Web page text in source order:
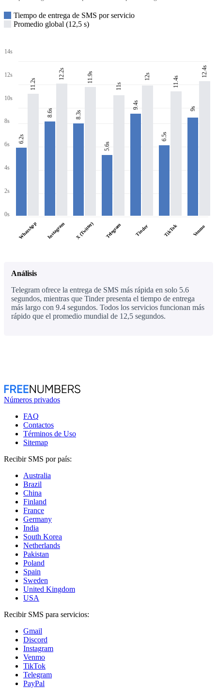
Tiempo de entrega de SMS por servicio
Promedio global (12,5 s)
14s
12s
10s
8s
6s
4s
2s
0s
6.2s
11.2s
WhatsApp
8.6s
12.2s
Instagram
8.3s
11.9s
X (Twitter)
5.6s
11s
Telegram
9.4s
12s
Tinder
6.5s
11.4s
TikTok
9s
12.4s
Venmo
Análisis
Telegram ofrece la entrega de SMS más rápida en solo 5.6
segundos, mientras que Tinder presenta el tiempo de entrega
más largo con 9.4 segundos. Todos los servicios funcionan más
rápido que el promedio mundial de 12,5 segundos.
Números privados
FAQ
Contactos
Términos de Uso
Sitemap
Recibir SMS por país:
Australia
Brazil
China
Finland
France
Germany
India
South Korea
Netherlands
Pakistan
Poland
Spain
Sweden
United Kingdom
USA
Recibir SMS para servicios:
Gmail
Discord
Instagram
Venmo
TikTok
Telegram
PayPal